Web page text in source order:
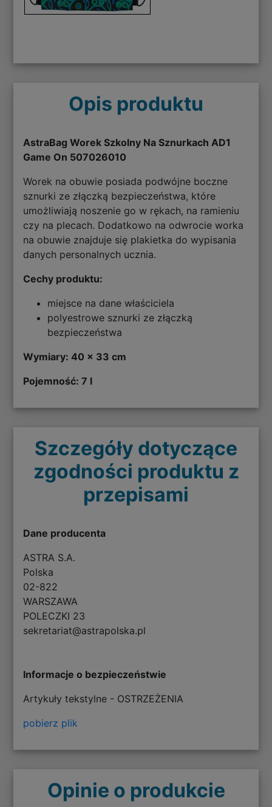
Opis produktu
AstraBag Worek Szkolny Na Sznurkach AD1
Game On 507026010
Worek na obuwie posiada podwójne boczne
sznurki ze złączką bezpieczeństwa, które
umożliwiają noszenie go w rękach, na ramieniu
czy na plecach. Dodatkowo na odwrocie worka
na obuwie znajduje się plakietka do wypisania
danych personalnych ucznia.
Cechy produktu:
miejsce na dane właściciela
polyestrowe sznurki ze złączką
bezpieczeństwa
Wymiary: 40 × 33 cm
Pojemność: 7 l
Szczegóły dotyczące
zgodności produktu z
przepisami
Dane producenta
ASTRA S.A.
Polska
02-822
WARSZAWA
POLECZKI 23
sekretariat@astrapolska.pl
Informacje o bezpieczeństwie
Artykuły tekstylne - OSTRZEŻENIA
pobierz plik
Opinie o produkcie